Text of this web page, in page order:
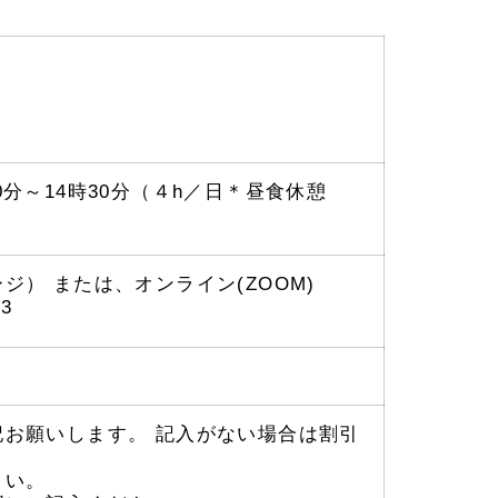
～14時30分（４h／日＊昼食休憩
） または、オンライン(ZOOM)
願いします。 記入がない場合は割引
。